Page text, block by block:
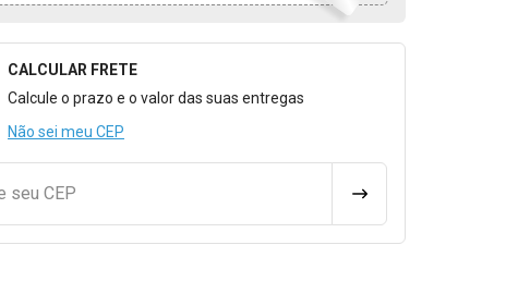
para Calcular o Frete
CALCULAR FRETE
Calcule o prazo e o valor das suas entregas
Não sei meu CEP
seu CEP CALCULAR FRETE